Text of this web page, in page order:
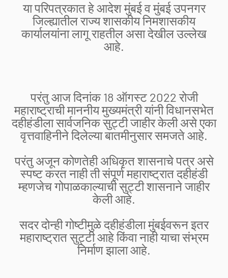
या परिपत्रकात हे आदेश मुंबई व मुंबई उपनगर
जिल्ह्यातील राज्य शासकीय निमशासकीय
कार्यालयांना लागू राहतील असा देखील उल्लेख
आहे.
परंतु आज दिनांक 18 ऑगस्ट 2022 रोजी
महाराष्ट्राची माननीय मुख्यमंत्री यांनी विधानसभेत
दहीहंडीला सार्वजनिक सुट्टी जाहीर केली असे एका
वृत्तवाहिनीने दिलेल्या बातमीनुसार समजते आहे.
परंतु अजून कोणतेही अधिकृत शासनाचे पत्र असे
स्पष्ट करत नाही ती संपूर्ण महाराष्ट्रात दहीहंडी
म्हणजेच गोपाळकाल्याची सुट्टी शासनाने जाहीर
केली आहे.
सदर दोन्ही गोष्टीमुळे दहीहंडीला मुंबईवरून इतर
महाराष्ट्रात सुट्टी आहे किंवा नाही याचा संभ्रम
निर्माण झाला आहे.